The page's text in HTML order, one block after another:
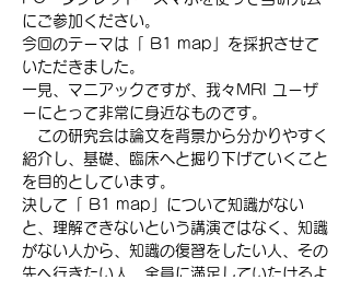
にご参加ください。
今回のテーマは「 B1 map」を採択させて
いただきました。
一見、マニアックですが、我々MRI ユーザ
ーにとって非常に身近なものです。
この研究会は論文を背景から分かりやすく
紹介し、基礎、臨床へと掘り下げていくこと
を目的としています。
決して「 B1 map」について知識がない
と、理解できないという講演ではなく、知識
がない人から、知識の復習をしたい人、その
先へ行きたい人、全員に満足していたけるよ